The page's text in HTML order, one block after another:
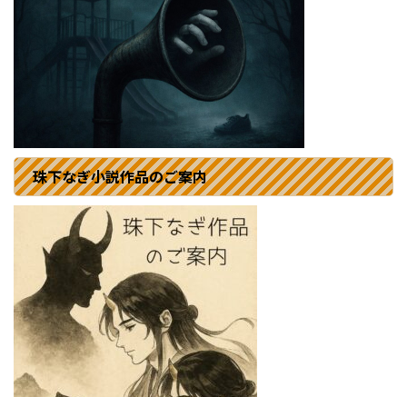
珠下なぎ小説作品のご案内